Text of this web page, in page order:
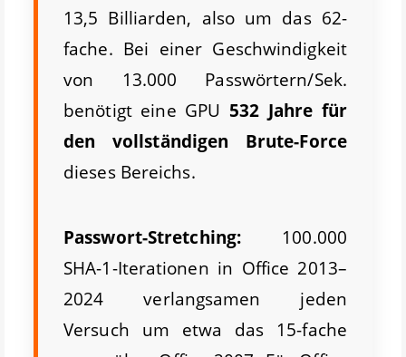
13,5 Billiarden, also um das 62-
fache. Bei einer Geschwindigkeit
von 13.000 Passwörtern/Sek.
benötigt eine GPU 532 Jahre für
den vollständigen Brute-Force
dieses Bereichs.
Passwort-Stretching: 100.000
SHA-1-Iterationen in Office 2013–
2024 verlangsamen jeden
Versuch um etwa das 15-fache